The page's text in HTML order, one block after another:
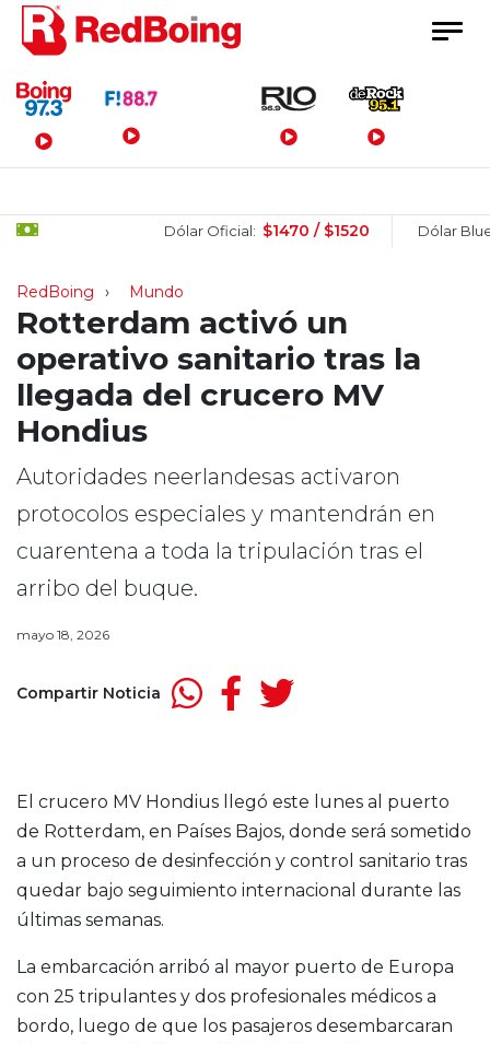
Menú Principal
Dólar Oficial: $1470 / $1520 Dólar Blue:
RedBoing Mundo
Rotterdam activó un
operativo sanitario tras la
llegada del crucero MV
Hondius
Autoridades neerlandesas activaron
protocolos especiales y mantendrán en
cuarentena a toda la tripulación tras el
arribo del buque.
mayo 18, 2026
Compartir Noticia
El crucero MV Hondius llegó este lunes al puerto
de Rotterdam, en Países Bajos, donde será sometido
a un proceso de desinfección y control sanitario tras
quedar bajo seguimiento internacional durante las
últimas semanas.
La embarcación arribó al mayor puerto de Europa
con 25 tripulantes y dos profesionales médicos a
bordo, luego de que los pasajeros desembarcaran